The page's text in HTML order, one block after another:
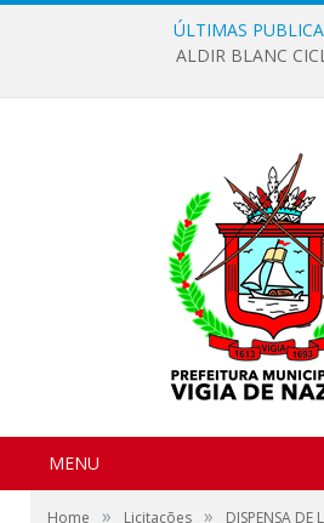
ÚLTIMAS
ALDIR BLANC
MENU
Home » Licitações »
DISPENSA